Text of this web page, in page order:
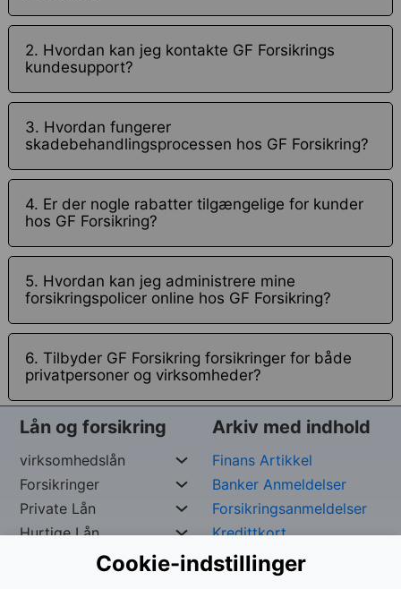
Cookie-indstillinger
2. Hvordan kan jeg kontakte GF Forsikrings
kundesupport?
3. Hvordan fungerer
skadebehandlingsprocessen hos GF Forsikring?
4. Er der nogle rabatter tilgængelige for kunder
hos GF Forsikring?
5. Hvordan kan jeg administrere mine
forsikringspolicer online hos GF Forsikring?
6. Tilbyder GF Forsikring forsikringer for både
privatpersoner og virksomheder?
Lån og forsikring
virksomhedslån
Forsikringer
Private Lån
Hurtige Lån
Arkiv med indhold
Finans Artikkel
Banker Anmeldelser
Forsikringsanmeldelser
Kredittkort